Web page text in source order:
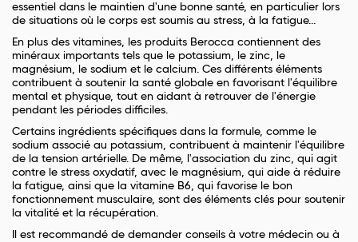
essentiel dans le maintien d'une bonne santé, en particulier lors
de situations où le corps est soumis au stress, à la fatigue...
En plus des vitamines, les produits Berocca contiennent des
minéraux importants tels que le potassium, le zinc, le
magnésium, le sodium et le calcium. Ces différents éléments
contribuent à soutenir la santé globale en favorisant l'équilibre
mental et physique, tout en aidant à retrouver de l'énergie
pendant les périodes difficiles.
Certains ingrédients spécifiques dans la formule, comme le
sodium associé au potassium, contribuent à maintenir l'équilibre
de la tension artérielle. De même, l'association du zinc, qui agit
contre le stress oxydatif, avec le magnésium, qui aide à réduire
la fatigue, ainsi que la vitamine B6, qui favorise le bon
fonctionnement musculaire, sont des éléments clés pour soutenir
la vitalité et la récupération.
Il est recommandé de demander conseils à votre médecin ou à